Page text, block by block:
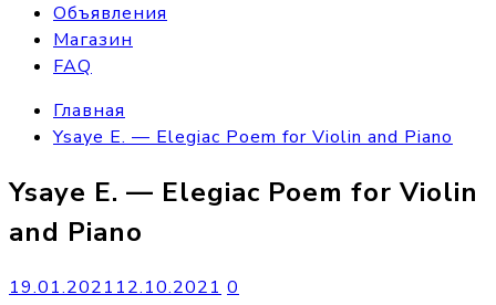
Объявления
Магазин
FAQ
Главная
Ysaye E. — Elegiac Poem for Violin and Piano
Ysaye E. — Elegiac Poem for Violin
and Piano
19.01.2021 12.10.2021 0